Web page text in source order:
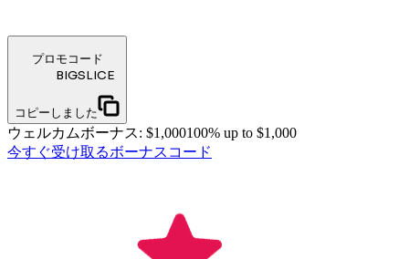
プロモコード
BIGSLICE
コピーしました
ウェルカムボーナス: $1,000100% up to $1,000
今すぐ受け取るボーナスコード